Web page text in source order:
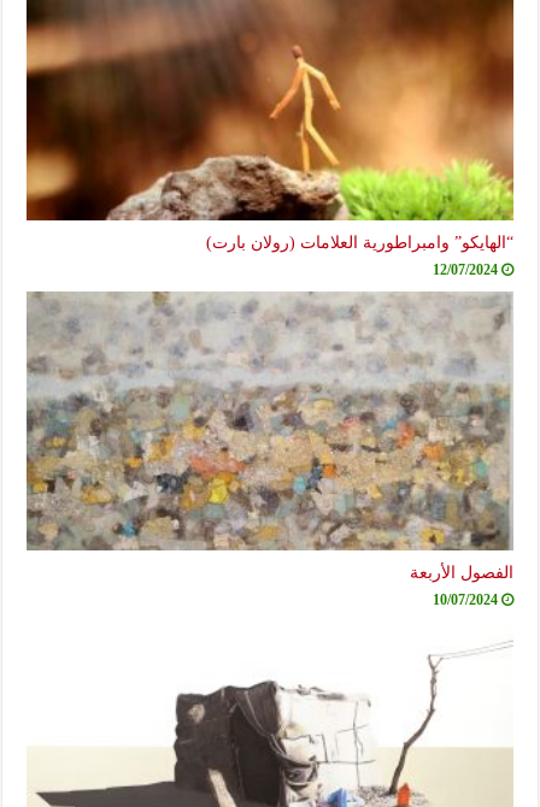
“الهايكو” وامبراطورية العلامات (رولان بارت)
12/07/2024
الفصول الأربعة
10/07/2024